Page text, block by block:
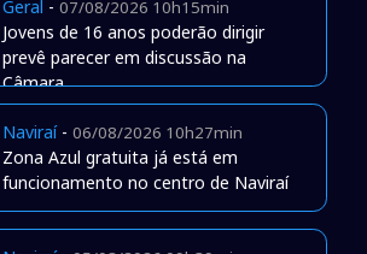
Geral - 07/08/2026 10h15min
Jovens de 16 anos poderão dirigir
prevê parecer em discussão na
Câmara
Naviraí- 06/08/2026 10h27min
Zona Azul gratuita já está em
funcionamento no centro de Naviraí